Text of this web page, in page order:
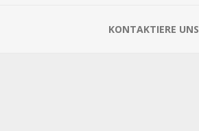
KONTAKTIERE UNS